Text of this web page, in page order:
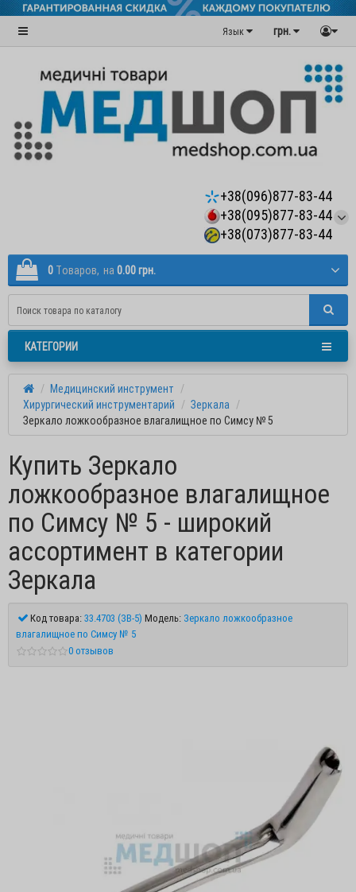
грн.
Язык
+38(096)877-83-44
+38(095)877-83-44
+38(073)877-83-44
0 Tоваров, на 0.00 грн.
КАТЕГОРИИ
Медицинский инструмент
Хирургический инструментарий
Зеркала
Зеркало ложкообразное влагалищное по Симсу № 5
Купить Зеркало
ложкообразное влагалищное
по Симсу № 5 - широкий
ассортимент в категории
Зеркала
Код товара:33.4703 (ЗВ-5) Модель: Зеркало ложкообразное
влагалищное по Симсу № 5
0 отзывов